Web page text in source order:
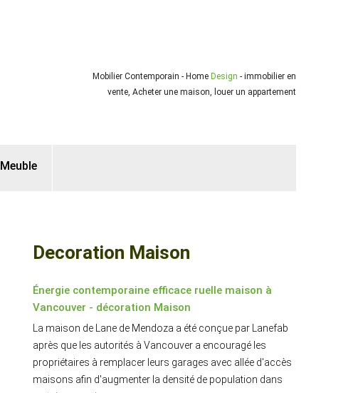
Mobilier Contemporain - Home Design - immobilier en
vente, Acheter une maison, louer un appartement
Meuble
Decoration Maison
Énergie contemporaine efficace ruelle maison à
Vancouver - décoration Maison
La maison de Lane de Mendoza a été conçue par Lanefab
après que les autorités à Vancouver a encouragé les
propriétaires à remplacer leurs garages avec allée d'accès
maisons afin d'augmenter la densité de population dans